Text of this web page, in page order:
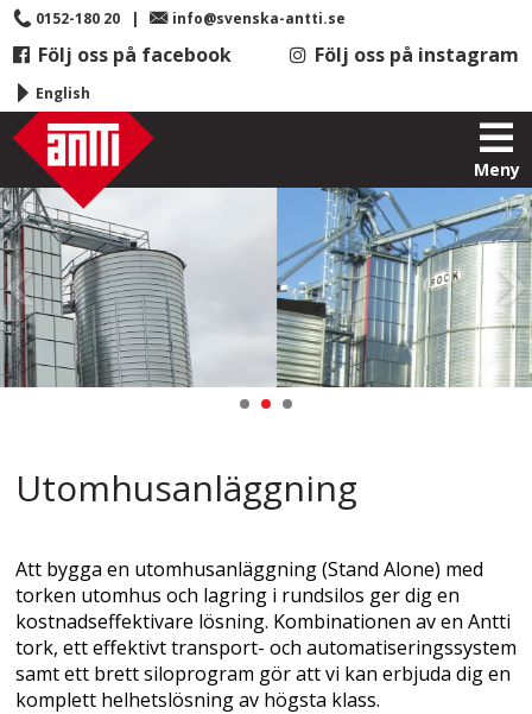
0152-180 20 | info@svenska-antti.se
Följ oss på facebook Följ oss på instagram
English
Meny
Utomhusanläggning
Att bygga en utomhusanläggning (Stand Alone) med
torken utomhus och lagring i rundsilos ger dig en
kostnadseffektivare lösning. Kombinationen av en Antti
tork, ett effektivt transport- och automatiseringssystem
samt ett brett siloprogram gör att vi kan erbjuda dig en
komplett helhetslösning av högsta klass.